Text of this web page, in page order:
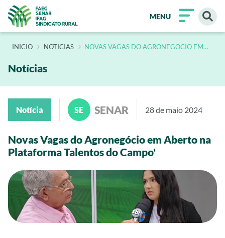
MENU
INÍCIO NOTICIAS NOVAS VAGAS DO AGRONEGOCIO EM
Notícias
Notícia SE SENAR 28 de maio 2024
Novas Vagas do Agronegócio em Aberto na
Plataforma Talentos do Campo'